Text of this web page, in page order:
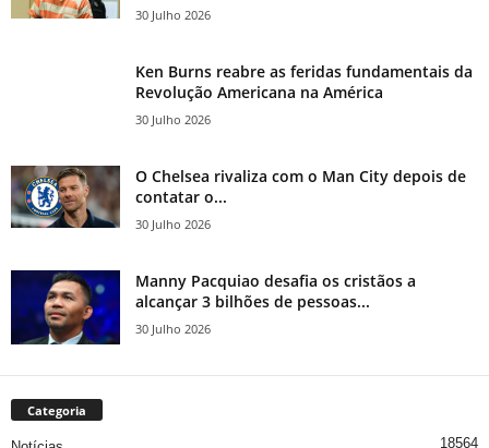
30 Julho 2026
Ken Burns reabre as feridas fundamentais da
Revolução Americana na América
30 Julho 2026
O Chelsea rivaliza com o Man City depois de
contatar o...
30 Julho 2026
Manny Pacquiao desafia os cristãos a
alcançar 3 bilhões de pessoas...
30 Julho 2026
Categoria
18564